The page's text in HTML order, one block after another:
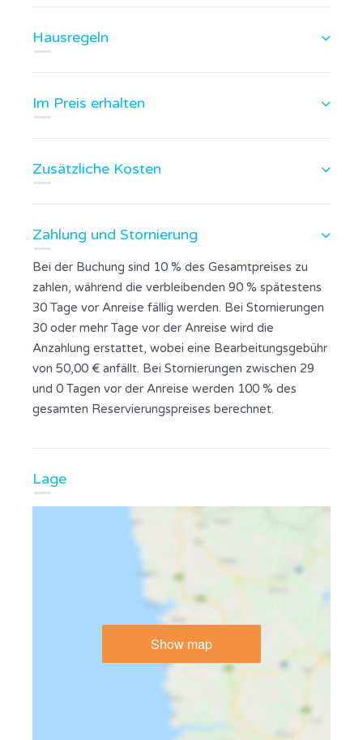
Hausregeln
Im Preis erhalten
Zusätzliche Kosten
Zahlung und Stornierung
Bei der Buchung sind 10 % des Gesamtpreises zu
zahlen, während die verbleibenden 90 % spätestens
30 Tage vor Anreise fällig werden. Bei Stornierungen
30 oder mehr Tage vor der Anreise wird die
Anzahlung erstattet, wobei eine Bearbeitungsgebühr
von 50,00 € anfällt. Bei Stornierungen zwischen 29
und 0 Tagen vor der Anreise werden 100 % des
gesamten Reservierungspreises berechnet.
Lage
Show map